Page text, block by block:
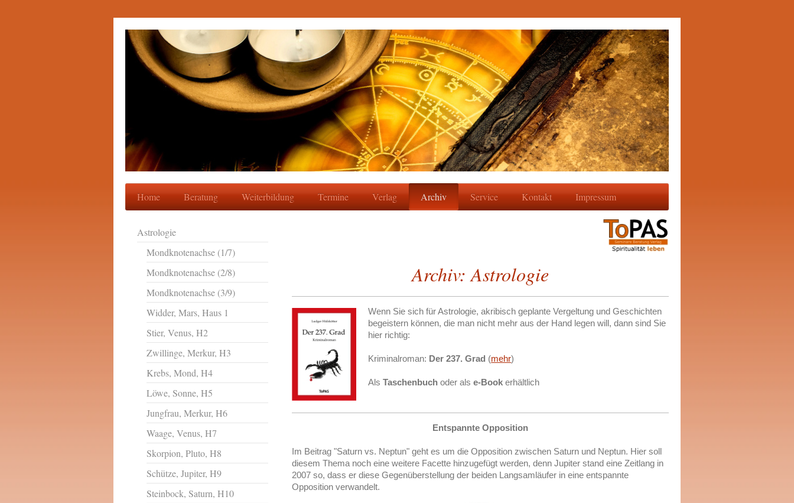
Home Beratung Weiterbildung Termine Verlag Archiv Service Kontakt Impressum
Archiv: Astrologie
Wenn Sie sich für Astrologie, akribisch geplante Vergeltung und Geschichten
begeistern können, die man nicht mehr aus der Hand legen will, dann sind Sie
hier richtig:
Kriminalroman: Der 237. Grad (mehr)
AlsTaschenbuch oder alse-Book erhältlich
Entspannte Opposition
Im Beitrag "Saturn vs. Neptun" geht es um die Opposition zwischen Saturn und Neptun. Hier soll
diesem Thema noch eine weitere Facette hinzugefügt werden, denn Jupiter stand eine Zeitlang in
2007 so, dass er diese Gegenüberstellung der beiden Langsamläufer in eine entspannte
Opposition verwandelt.
Astrologie
Mondknotenachse (1/7)
Mondknotenachse (2/8)
Mondknotenachse (3/9)
Widder, Mars, Haus 1
Stier, Venus, H2
Zwillinge, Merkur, H3
Krebs, Mond, H4
Löwe, Sonne, H5
Jungfrau, Merkur, H6
Waage, Venus, H7
Skorpion, Pluto, H8
Schütze, Jupiter, H9
Steinbock, Saturn, H10